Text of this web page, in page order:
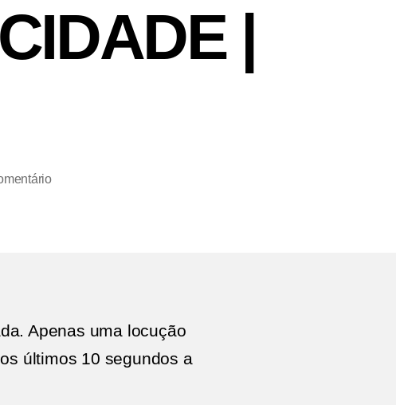
|
em
Apenas uma locução
últimos 10 segundos a